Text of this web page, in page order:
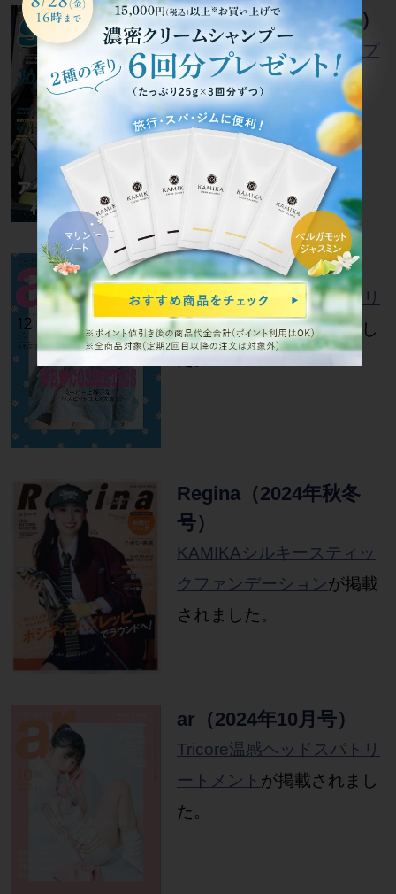
smart（2025年1月号）
KAMIKA クリームシャンプ
ーが掲載されました。
ar（2024年12月号）
Tricore温感ヘッドスパトリ
ートメントが掲載されまし
Regina（2024年秋冬
号）
KAMIKAシルキースティッ
クファンデーションが掲載
されました。
ar（2024年10月号）
Tricore温感ヘッドスパトリ
ートメント が掲載されまし
た。